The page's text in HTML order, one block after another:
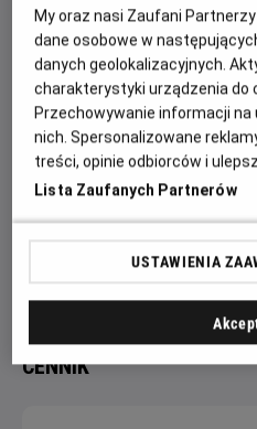
toczy się na placu budowy.
Budowniczy oraz jego
buldożer, walec i dźwig.
darzą się wzajemnym
współpraca i pozytywne
każdy problem.
Projekcję Filmowych
i zabawy na sali kinowej.
Więcej aktualności,
dostępnych jest na profilu FB
CENNIK
My oraz nasi Zaufani
dane osobowe w
danych geolokalizacyjnych.
charakterystyki urządzenia do
Przechowywanie informacji
nich. Spersonalizowane
treści, opinie odbiorców i
Lista Zaufanych Partnerów
USTAWIENIA